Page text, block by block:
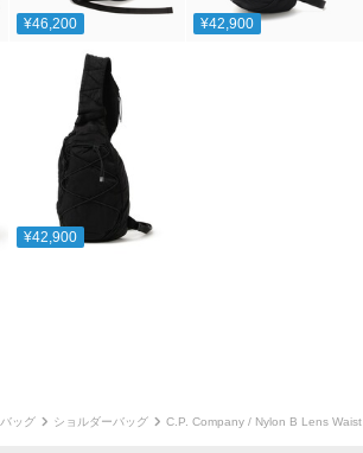
¥46,200 ¥42,900
¥42,900
バッグ ショルダーバッグ C.P. Company / Nylon B Lens